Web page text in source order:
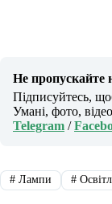
Не пропускайте
Підписуйтесь,
Умані, фото,
Telegram /
#Лампи #